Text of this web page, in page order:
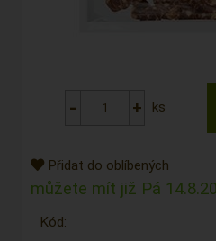
ks
Přidat do oblíbených
můžete mít již Pá
Kód: